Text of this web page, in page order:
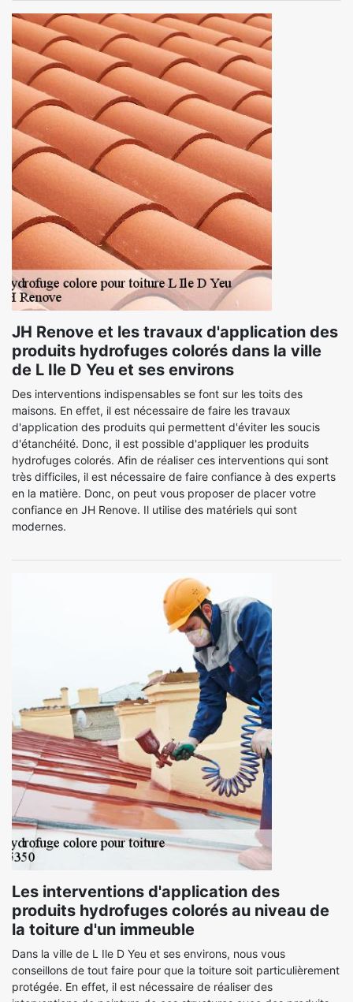
JH Renove et les travaux d'application des
produits hydrofuges colorés dans la ville
de L Ile D Yeu et ses environs
Des interventions indispensables se font sur les toits des
maisons. En effet, il est nécessaire de faire les travaux
d'application des produits qui permettent d'éviter les soucis
d'étanchéité. Donc, il est possible d'appliquer les produits
hydrofuges colorés. Afin de réaliser ces interventions qui sont
très difficiles, il est nécessaire de faire confiance à des experts
en la matière. Donc, on peut vous proposer de placer votre
confiance en JH Renove. Il utilise des matériels qui sont
modernes.
Les interventions d'application des
produits hydrofuges colorés au niveau de
la toiture d'un immeuble
Dans la ville de L Ile D Yeu et ses environs, nous vous
conseillons de tout faire pour que la toiture soit particulièrement
protégée. En effet, il est nécessaire de réaliser des